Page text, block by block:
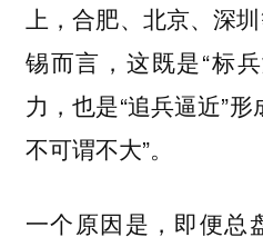
上，合肥、北京、深
锡而言，这既是“标
力，也是“追兵逼近”
不可谓不大”。
一个原因是，即便总